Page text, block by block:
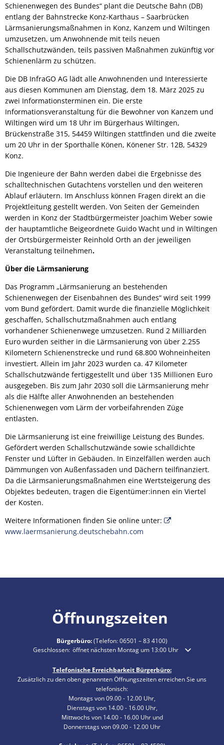
Schienenwegen des Bundes“ plant die Deutsche Bahn (DB)
entlang der Bahnstrecke Konz-Karthaus – Saarbrücken
Lärmsanierungsmaßnahmen in Konz, Kanzem und Wiltingen
umzusetzen, um Anwohnende mit teils neuen
Schallschutzwänden, teils passiven Maßnahmen zukünftig vor
Schienenlärm zu schützen.
Die DB InfraGO AG lädt alle Anwohnenden und Interessierte
aus diesen Kommunen am Dienstag, dem 18. März 2025 zu
zwei Informationsterminen ein. Die erste
Informationsveranstaltung für die Bewohner von Kanzem und
Wiltingen wird um 18 Uhr im Bürgerhaus Wiltingen,
Brückenstraße 315, 54459 Wiltingen stattfinden und die zweite
um 20 Uhr in der Sporthalle Könen, Könener Str. 12B, 54329
Konz.
Die Ingenieure der Bahn werden dabei die Ergebnisse des
schalltechnischen Gutachtens vorstellen und den weiteren
Ablauf erläutern. Im Anschluss können Fragen direkt an die
Projektleitung gestellt werden. Von Seiten der Gemeinden
werden in Konz der Stadtbürgermeister Joachim Weber sowie
der hauptamtliche Beigeordnete Guido Wacht und in Wiltingen
der Ortsbürgermeister Reinhold Orth an der jeweiligen
Veranstaltung teilnehmen.
Über die Lärmsanierung
Das Programm „Lärmsanierung an bestehenden
Schienenwegen der Eisenbahnen des Bundes“ wird seit 1999
vom Bund gefördert. Damit wurde die finanzielle Möglichkeit
geschaffen, Schallschutzmaßnahmen auch entlang
vorhandener Schienenwege umzusetzen. Rund 2 Milliarden
Euro wurden seither in die Lärmsanierung von über 2.255
Kilometern Schienenstrecke und rund 68.800 Wohneinheiten
investiert. Allein im Jahr 2023 wurden ca. 47 Kilometer
Schallschutzwände fertiggestellt und über 135 Millionen Euro
ausgegeben. Bis zum Jahr 2030 soll die Lärmsanierung mehr
als die Hälfte aller Anwohnenden an bestehenden
Schienenwegen vom Lärm der vorbeifahrenden Züge
entlasten.
Die Lärmsanierung ist eine freiwillige Leistung des Bundes.
Gefördert werden Schallschutzwände sowie schalldichte
Fenster und Lüfter in Gebäuden. In Einzelfällen werden auch
Dämmungen von Außenfassaden und Dächern teilfinanziert.
Da die Lärmsanierungsmaßnahmen eine Wertsteigerung des
Objektes bedeuten, tragen die Eigentümer:innen ein Viertel
der Kosten.
Weitere Informationen finden Sie online unter:
www.laermsanierung.deutschebahn.com
Öffnungszeiten
Bürgerbüro:(Telefon:06501 – 83 4100)
Klicken, um weitere Öffnungs- oder Schließzeiten auszublenden
Geschlossen: öffnet nächsten Montag um 13:00 Uhr
Telefonische Erreichbarkeit Bürgerbüro:
Zusätzlich zu den oben genannten Öffnungszeiten erreichen Sie uns
telefonisch:
Montags von 09.00 - 12.00 Uhr,
Dienstags von 14.00 - 16.00 Uhr,
Mittwochs von 14.00 - 16.00 Uhr und
Donnerstags von 09.00 - 12.00 Uhr